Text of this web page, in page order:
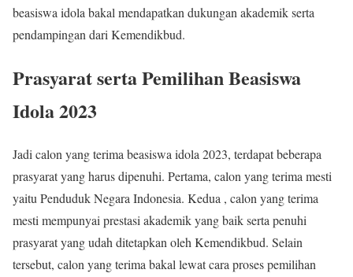
beasiswa idola bakal mendapatkan dukungan akademik serta
pendampingan dari Kemendikbud.
Prasyarat serta Pemilihan Beasiswa
Idola 2023
Jadi calon yang terima beasiswa idola 2023, terdapat beberapa
prasyarat yang harus dipenuhi. Pertama, calon yang terima mesti
yaitu Penduduk Negara Indonesia. Kedua , calon yang terima
mesti mempunyai prestasi akademik yang baik serta penuhi
prasyarat yang udah ditetapkan oleh Kemendikbud. Selain
tersebut, calon yang terima bakal lewat cara proses pemilihan